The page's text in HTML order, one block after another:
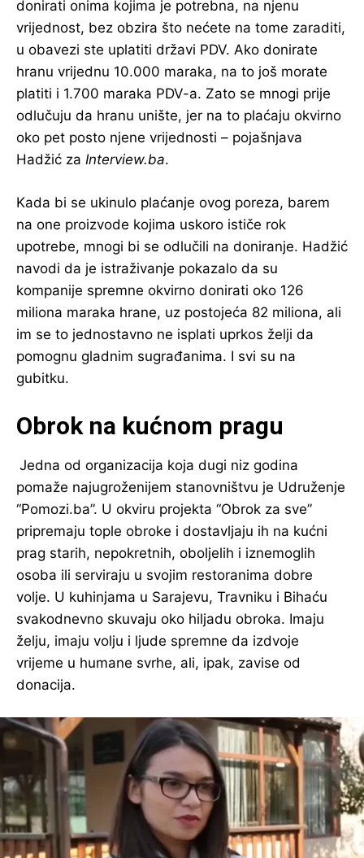
donirati onima kojima je potrebna, na njenu
vrijednost, bez obzira što nećete na tome zaraditi,
u obavezi ste uplatiti državi PDV. Ako donirate
hranu vrijednu 10.000 maraka, na to još morate
platiti i 1.700 maraka PDV-a. Zato se mnogi prije
odlučuju da hranu unište, jer na to plaćaju okvirno
oko pet posto njene vrijednosti – pojašnjava
Hadžić za Interview.ba.
Kada bi se ukinulo plaćanje ovog poreza, barem
na one proizvode kojima uskoro ističe rok
upotrebe, mnogi bi se odlučili na doniranje. Hadžić
navodi da je istraživanje pokazalo da su
kompanije spremne okvirno donirati oko 126
miliona maraka hrane, uz postojeća 82 miliona, ali
im se to jednostavno ne isplati uprkos želji da
pomognu gladnim sugrađanima. I svi su na
gubitku.
Obrok na kućnom pragu
Jedna od organizacija koja dugi niz godina
pomaže najugroženijem stanovništvu je Udruženje
“Pomozi.ba”. U okviru projekta “Obrok za sve”
pripremaju tople obroke i dostavljaju ih na kućni
prag starih, nepokretnih, oboljelih i iznemoglih
osoba ili serviraju u svojim restoranima dobre
volje. U kuhinjama u Sarajevu, Travniku i Bihaću
svakodnevno skuvaju oko hiljadu obroka. Imaju
želju, imaju volju i ljude spremne da izdvoje
vrijeme u humane svrhe, ali, ipak, zavise od
donacija.